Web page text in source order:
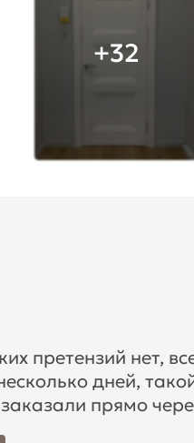
+32
претензий нет,
дней,
прямо